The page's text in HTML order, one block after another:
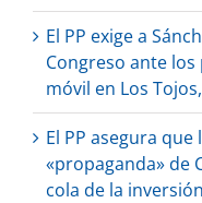
El PP exige a
Congreso ante
móvil en Los
El PP asegura
«propaganda» de
cola de la